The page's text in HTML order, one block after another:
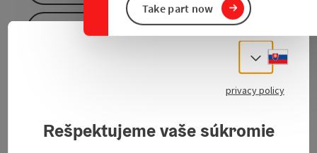
Take part now
No interior tour The walls of a rectangular keep and
remains of the former outer bailey, destroyed by road
To the website
Select
privacy policy
Rešpektujeme vaše súkromie